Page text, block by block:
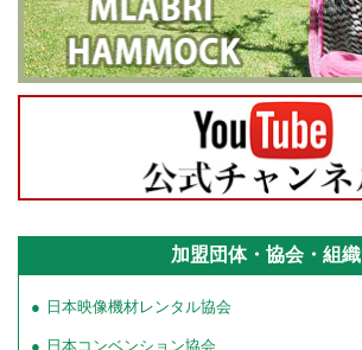
加盟団体・協会・組織
日本映像機材レンタル協会
日本コンベンション協会